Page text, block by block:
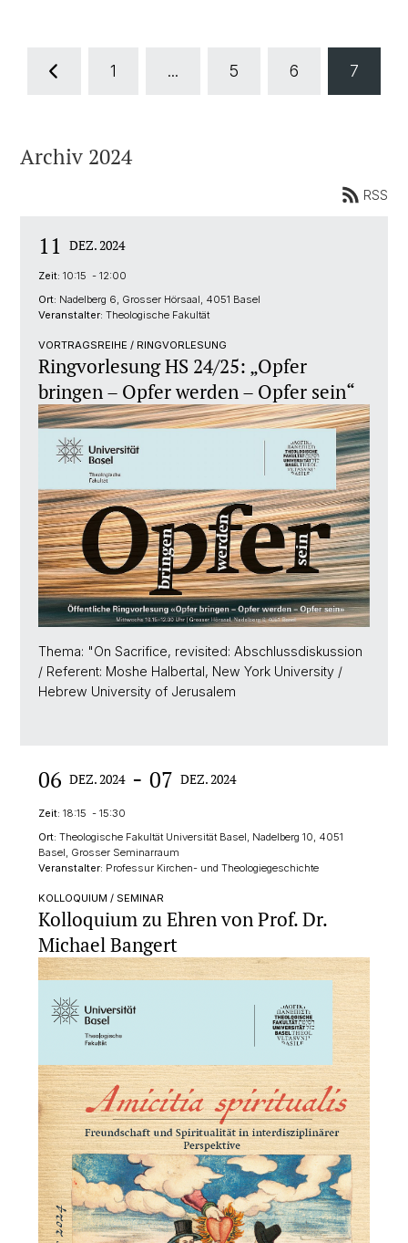
1 ... 5 6 7
Archiv 2024
RSS
11 DEZ. 2024
Zeit: 10:15 - 12:00
Ort: Nadelberg 6, Grosser Hörsaal, 4051 Basel
Veranstalter: Theologische Fakultät
VORTRAGSREIHE / RINGVORLESUNG
Ringvorlesung HS 24/25: „Opfer
bringen – Opfer werden – Opfer sein“
Thema: "On Sacrifice, revisited: Abschlussdiskussion
/ Referent: Moshe Halbertal, New York University /
Hebrew University of Jerusalem
06 DEZ. 2024 - 07 DEZ. 2024
Zeit: 18:15 - 15:30
Ort: Theologische Fakultät Universität Basel, Nadelberg 10, 4051
Basel, Grosser Seminarraum
Veranstalter: Professur Kirchen- und Theologiegeschichte
KOLLOQUIUM / SEMINAR
Kolloquium zu Ehren von Prof. Dr.
Michael Bangert